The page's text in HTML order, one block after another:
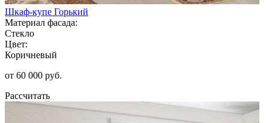
Шкаф-купе Горький
Материал фасада:
Стекло
Цвет:
Коричневый
от 60 000 руб.
Рассчитать